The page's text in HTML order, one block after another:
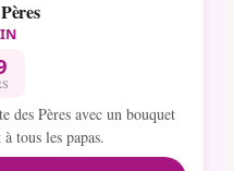
des Pères avec un bouquet
tous les papas.